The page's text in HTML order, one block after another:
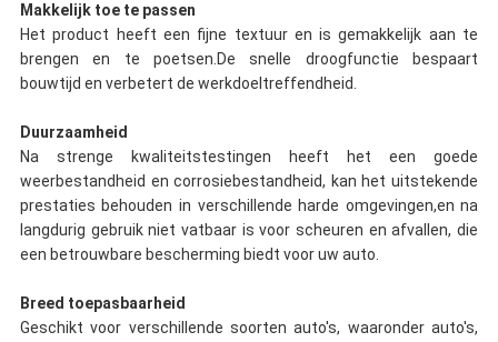
Makkelijk toe te passen
Het product heeft een fijne textuur en is gemakkelijk aan te
brengen en te poetsen.De snelle droogfunctie bespaart
bouwtijd en verbetert de werkdoeltreffendheid.
Duurzaamheid
Na strenge kwaliteitstestingen heeft het een goede
weerbestandheid en corrosiebestandheid, kan het uitstekende
prestaties behouden in verschillende harde omgevingen,en na
langdurig gebruik niet vatbaar is voor scheuren en afvallen, die
een betrouwbare bescherming biedt voor uw auto.
Breed toepasbaarheid
Geschikt voor verschillende soorten auto's, waaronder auto's,